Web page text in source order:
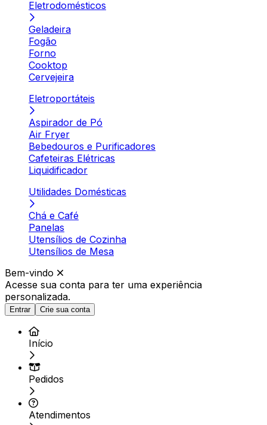
Eletrodomésticos
Geladeira
Fogão
Forno
Cooktop
Cervejeira
Eletroportáteis
Aspirador de Pó
Air Fryer
Bebedouros e Purificadores
Cafeteiras Elétricas
Liquidificador
Utilidades Domésticas
Chá e Café
Panelas
Utensílios de Cozinha
Utensílios de Mesa
Bem-vindo
Acesse sua conta para ter uma experiência
personalizada.
Entrar Crie sua conta
Início
Pedidos
Atendimentos